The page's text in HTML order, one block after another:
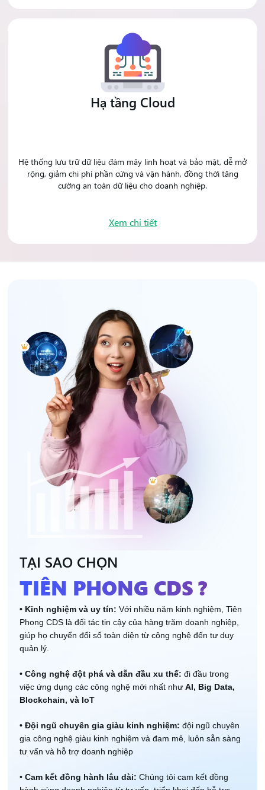
Hạ tầng Cloud
Hệ thống lưu trữ dữ liệu đám mây linh hoạt và bảo mật, dễ mở
rộng, giảm chi phí phần cứng và vận hành, đồng thời tăng
cường an toàn dữ liệu cho doanh nghiệp.
Xem chi tiết
TẠI SAO CHỌN
TIÊN PHONG CDS ?
• Kinh nghiệm và uy tín: Với nhiều năm kinh nghiệm, Tiên
Phong CDS là đối tác tin cậy của hàng trăm doanh nghiệp,
giúp họ chuyển đổi số toàn diện từ công nghệ đến tư duy
quản lý.
• Công nghệ đột phá và dẫn đầu xu thế: đi đầu trong
việc ứng dụng các công nghệ mới nhất như AI, Big Data,
Blockchain, và IoT
• Đội ngũ chuyên gia giàu kinh nghiệm: đội ngũ chuyên
gia công nghệ giàu kinh nghiệm và đam mê, luôn sẵn sàng
tư vấn và hỗ trợ doanh nghiệp
• Cam kết đồng hành lâu dài: Chúng tôi cam kết đồng